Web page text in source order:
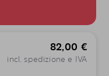
82,00 €
incl. spedizione e IVA